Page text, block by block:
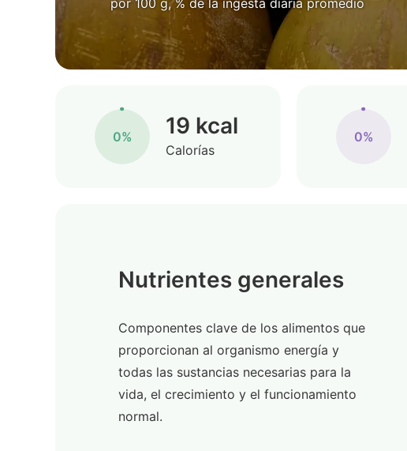
por 100 g, % de la ingesta diaria promedio
0% 19 kcal
Calorías
0%
Nutrientes generales
Componentes clave de los alimentos que
proporcionan al organismo energía y
todas las sustancias necesarias para la
vida, el crecimiento y el funcionamiento
normal.